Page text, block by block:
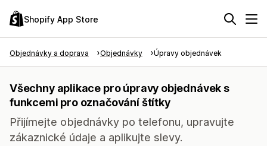
Shopify App Store
Objednávky a doprava Objednávky Úpravy objednávek
Všechny aplikace pro úpravy objednávek s
funkcemi pro označování štítky
Přijímejte objednávky po telefonu, upravujte
zákaznické údaje a aplikujte slevy.